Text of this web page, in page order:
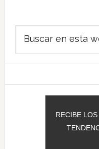
Barra
lateral
principal
RECIBE